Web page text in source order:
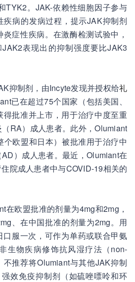
TYK2。JAK-依赖性细胞因子参与
疾病的发病过程，提示JAK抑制剂
症性疾病。在激酶检测试验中，
表现出的抑制强度要比JAK3
抑制剂，由Incyte发现并授权给礼
已在超过75个国家（包括美国、
得批准并上市，用于治疗中度至重
RA）成人患者。此外，Olumiant
欧盟和日本）被批准用于治疗中
）成人患者。最近，Olumiant在
院成人患者中与COVID-19相关的
在欧盟批准的剂量为4mg和2mg，
、在中国批准的剂量为2mg。用
服一次，可作为单药或联合甲氨
生物疾病修饰抗风湿疗法（non-
推荐将Olumiant与其他JAK抑制
效免疫抑制剂（如硫唑嘌呤和环